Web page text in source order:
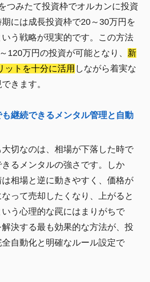
つみたて投資枠でオルカンに投資
には成長投資枠で20～30万円を
う戦略が現実的です。この方法
120万円の投資が可能となり、 新
ットを十分に活用 しながら着実な
きます。
継続できるメンタル管理と自動
切なのは、相場が下落した時で
るメンタルの強さです。しか
は相場と逆に動きやすく、価格が
って売却したくなり、上がると
う心理的な罠にはまりがちで
決する最も効果的な方法が、投
自動化と明確なルール設定で